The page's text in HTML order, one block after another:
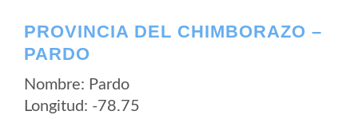
PROVINCIA DEL CHIMBORAZO –
PARDO
Nombre: Pardo
Longitud: -78.75